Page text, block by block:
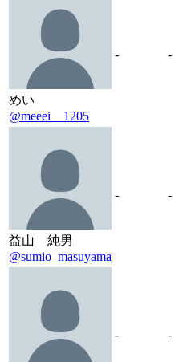
めい
@meeei__1205
- -
益山 純男
@sumio_masuyama
- -
- -